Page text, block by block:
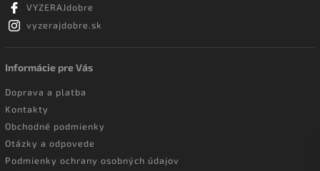
VYZERAJdobre
vyzerajdobre.sk
Informácie pre Vás
Doprava a platba
Kontakty
Obchodné podmienky
Otázky a odpovede
Podmienky ochrany osobných údajov